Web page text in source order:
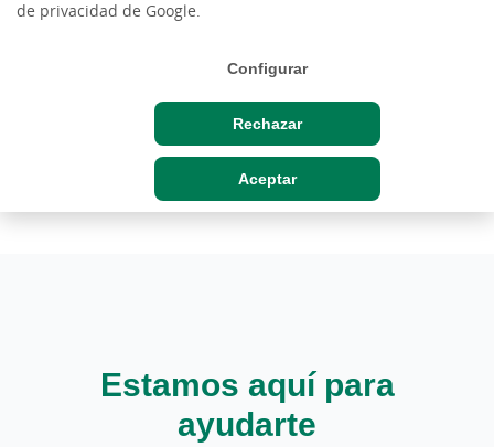
de privacidad de Google.
Configurar
Rechazar
Aceptar
Estamos aquí para
ayudarte